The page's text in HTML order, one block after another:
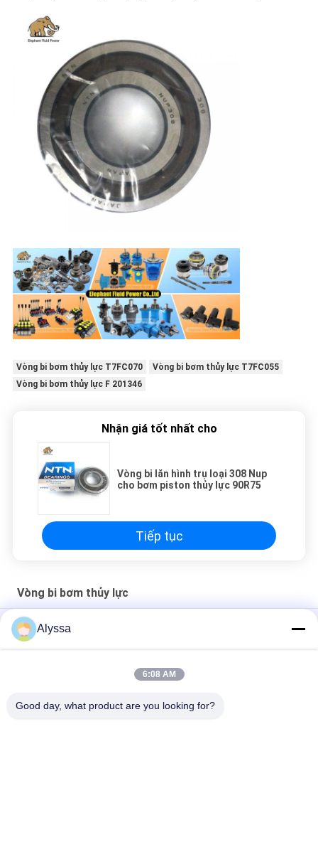
Vòng bi bơm thủy lực T7FC070
Vòng bi bơm thủy lực T7FC055
Vòng bi bơm thủy lực F 201346
Nhận giá tốt nhất cho
Vòng bi lăn hình trụ loại 308 Nup
cho bơm piston thủy lực 90R75
Tiếp tục
Vòng bi bơm thủy lực
Vòng bi bơm thủy lực A11V0130
Vòng bi lăn hình trụ T7FC060
Bộ dụng cụ sửa chữa máy xúc vòng bi bơm thủy lực A11V095 F
Alyssa
6:08 AM
Good day, what product are you looking for?